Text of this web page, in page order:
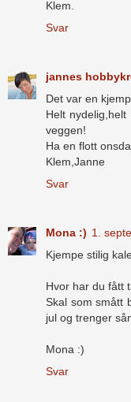
Klem.
Svar
jannes
Det var en
Helt
veggen!
Ha en flott
Klem,Janne
Svar
Mona :) 1.
Kjempe stilig
Hvor har du fått
Skal som smått
jul og trenger
Mona :)
Svar